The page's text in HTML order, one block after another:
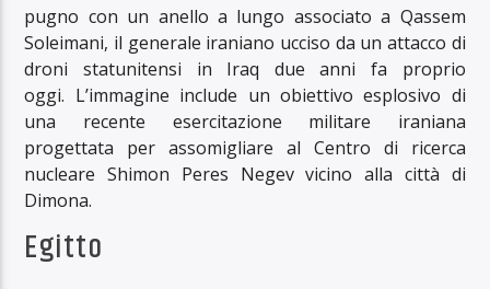
pugno con un anello a lungo associato a Qassem
Soleimani, il generale iraniano ucciso da un attacco di
droni statunitensi in Iraq due anni fa proprio
oggi. L’immagine include un obiettivo esplosivo di
una recente esercitazione militare iraniana
progettata per assomigliare al Centro di ricerca
nucleare Shimon Peres Negev vicino alla città di
Dimona.
Egitto